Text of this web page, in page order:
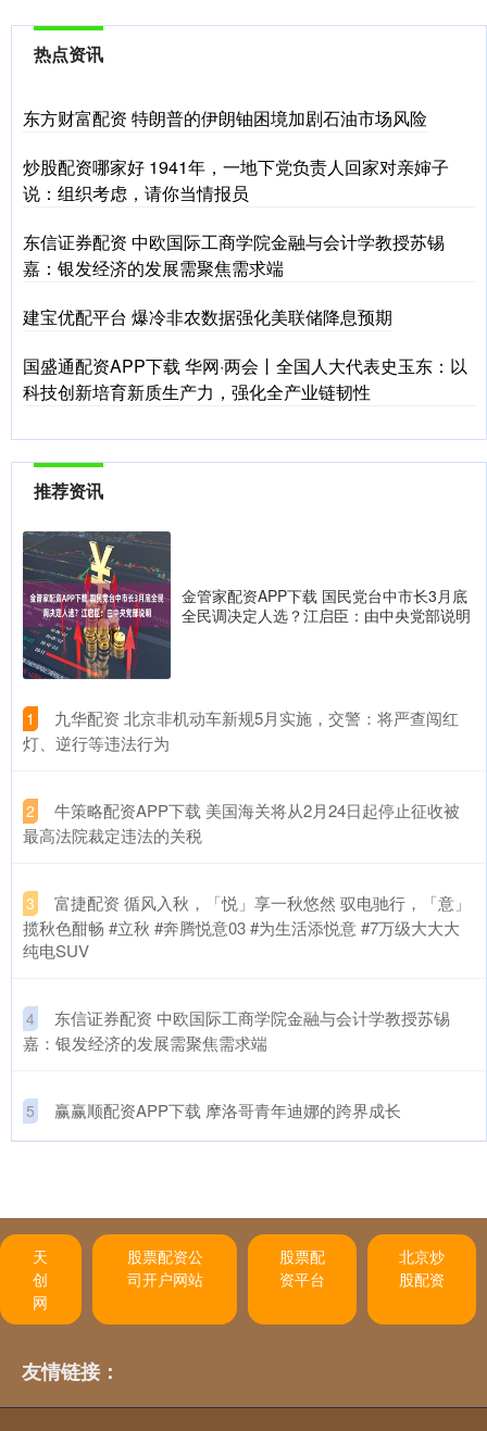
热点资讯
东方财富配资 特朗普的伊朗铀困境加剧石油市场风险
炒股配资哪家好 1941年，一地下党负责人回家对亲婶子
说：组织考虑，请你当情报员
东信证券配资 中欧国际工商学院金融与会计学教授苏锡
嘉：银发经济的发展需聚焦需求端
建宝优配平台 爆冷非农数据强化美联储降息预期
国盛通配资APP下载 华网·两会丨全国人大代表史玉东：以
科技创新培育新质生产力，强化全产业链韧性
推荐资讯
金管家配资APP下载 国民党台中市长3月底
全民调决定人选？江启臣：由中央党部说明
1
​九华配资 北京非机动车新规5月实施，交警：将严查闯红
灯、逆行等违法行为
2
​牛策略配资APP下载 美国海关将从2月24日起停止征收被
最高法院裁定违法的关税
3
​富捷配资 循风入秋，「悦」享一秋悠然 驭电驰行，「意」
揽秋色酣畅 #立秋 #奔腾悦意03 #为生活添悦意 #7万级大大大
纯电SUV
4
​东信证券配资 中欧国际工商学院金融与会计学教授苏锡
嘉：银发经济的发展需聚焦需求端
5 ​赢赢顺配资APP下载 摩洛哥青年迪娜的跨界成长
天
创
网
股票配资公
司开户网站
股票配
资平台
北京炒
股配资
友情链接：